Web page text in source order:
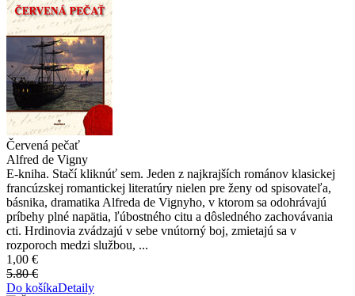
Červená pečať
Alfred de Vigny
E-kniha. Stačí kliknúť sem. Jeden z najkrajších románov klasickej
francúzskej romantickej literatúry nielen pre ženy od spisovateľa,
básnika, dramatika Alfreda de Vignyho, v ktorom sa odohrávajú
príbehy plné napätia, ľúbostného citu a dôsledného zachovávania
cti. Hrdinovia zvádzajú v sebe vnútorný boj, zmietajú sa v
rozporoch medzi službou, ...
1,00 €
5.80 €
Do košíkaDetaily